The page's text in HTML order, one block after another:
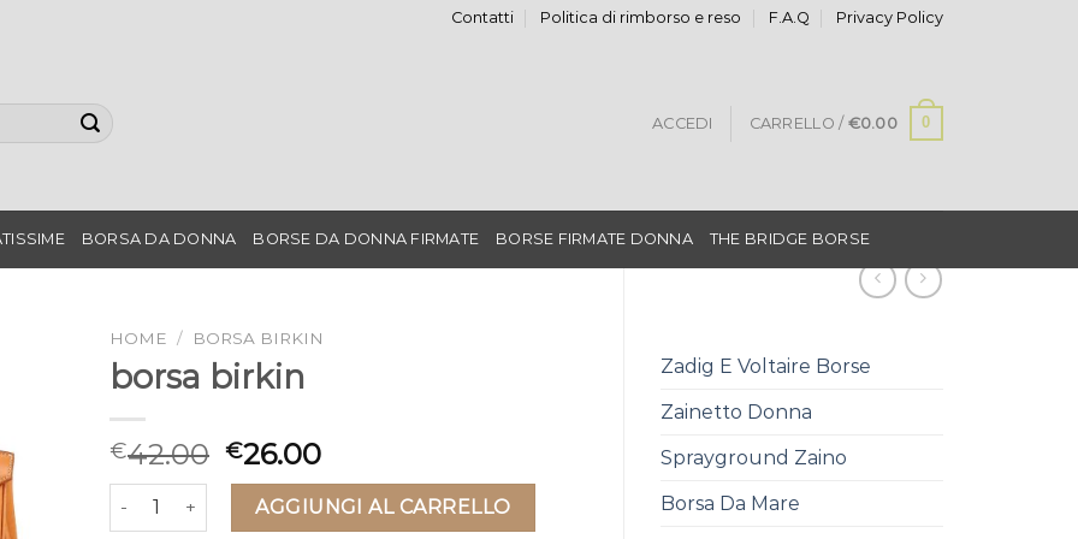
Contatti Politica di rimborso e reso F.A.Q Privacy Policy
ACCEDI CARRELLO / €0.00 0
BORSA DA DONNA BORSE DA DONNA FIRMATE BORSE FIRMATE DONNA THE BRIDGE BORSE
Zadig E Voltaire Borse
Zainetto Donna
Sprayground Zaino
Borsa Da Mare
HOME / BORSA BIRKIN
borsa birkin
€42.00 €26.00
borsa birkin quantitàAGGIUNGI AL CARRELLO